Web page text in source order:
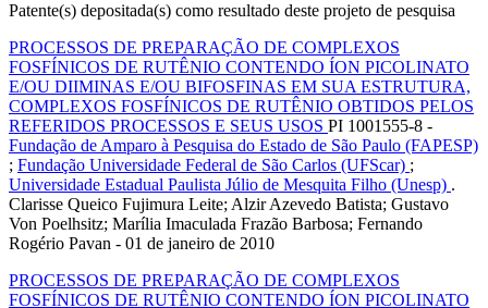
Patente(s) depositada(s) como resultado deste projeto de pesquisa
PROCESSOS DE PREPARAÇÃO DE COMPLEXOS
FOSFÍNICOS DE RUTÊNIO CONTENDO ÍON PICOLINATO
E/OU DIIMINAS E/OU BIFOSFINAS EM SUA ESTRUTURA,
COMPLEXOS FOSFÍNICOS DE RUTÊNIO OBTIDOS PELOS
REFERIDOS PROCESSOS E SEUS USOS PI 1001555-8 -
Fundação de Amparo à Pesquisa do Estado de São Paulo (FAPESP)
; Fundação Universidade Federal de São Carlos (UFScar) ;
Universidade Estadual Paulista Júlio de Mesquita Filho (Unesp) .
Clarisse Queico Fujimura Leite; Alzir Azevedo Batista; Gustavo
Von Poelhsitz; Marília Imaculada Frazão Barbosa; Fernando
Rogério Pavan - 01 de janeiro de 2010
PROCESSOS DE PREPARAÇÃO DE COMPLEXOS
FOSFÍNICOS DE RUTÊNIO CONTENDO ÍON PICOLINATO